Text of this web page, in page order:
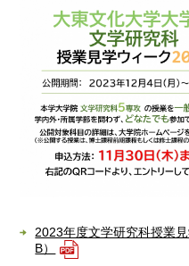
2023年度文学研究科授業
B）